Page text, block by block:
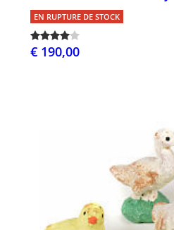
EN RUPTURE DE STOCK
€ 190,00